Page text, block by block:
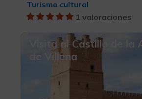
Turismo cultural
1 valoraciones
Visita al Castillo de la
de Villena